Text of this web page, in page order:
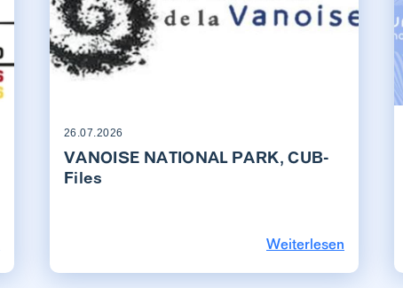
26.07.2026
VANOISE NATIONAL PARK, CUB-
Files
Weiterlesen